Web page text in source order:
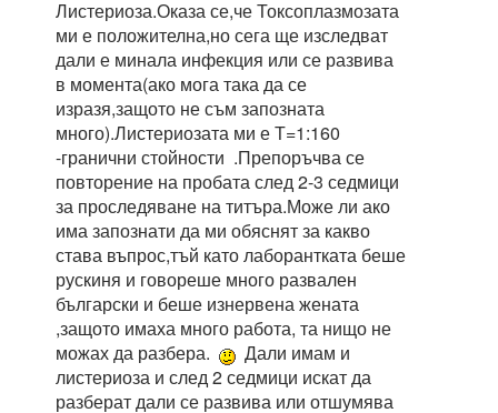
Листериоза.Оказа се,че Токсоплазмозата
ми е положителна,но сега ще изследват
дали е минала инфекция или се развива
в момента(ако мога така да се
изразя,защото не съм запозната
много).Листериозата ми е Т=1:160
-гранични стойности .Препоръчва се
повторение на пробата след 2-3 седмици
за проследяване на титъра.Може ли ако
има запознати да ми обяснят за какво
става въпрос,тъй като лаборантката беше
рускиня и говореше много развален
български и беше изнервена жената
,защото имаха много работа, та нищо не
можах да разбера.
Дали имам и
листериоза и след 2 седмици искат да
разберат дали се развива или отшумява